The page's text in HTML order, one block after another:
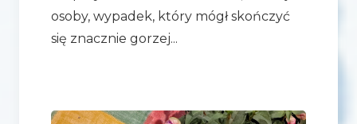
osoby, wypadek, który mógł skończyć
się znacznie gorzej...